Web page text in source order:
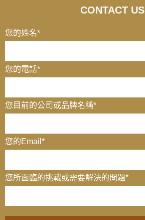
CONTACT US
您的姓名*
您的電話*
您目前的公司或品牌名稱*
您的Email *
您所面臨的挑戰或需要解決的問題*